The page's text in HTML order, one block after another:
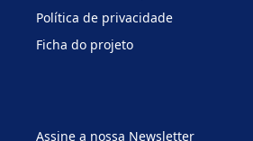
Política de privacidade
Ficha do projeto
Assine a nossa Newsletter